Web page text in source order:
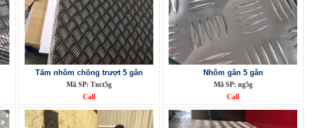
Tấm nhôm chống trượt 5 gân
Mã SP: Tnct5g
Call
Nhôm gân 5 gân
Mã SP: ng5g
Call